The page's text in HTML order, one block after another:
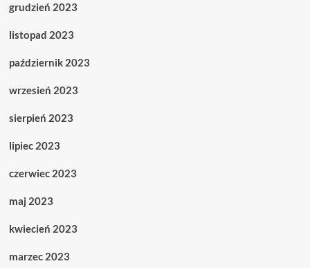
grudzień 2023
listopad 2023
październik 2023
wrzesień 2023
sierpień 2023
lipiec 2023
czerwiec 2023
maj 2023
kwiecień 2023
marzec 2023